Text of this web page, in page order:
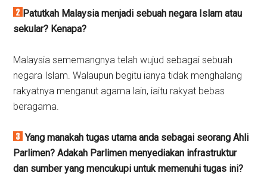
Patutkah Malaysia menjadi sebuah negara Islam atau
sekular? Kenapa?
Malaysia sememangnya telah wujud sebagai sebuah
negara Islam. Walaupun begitu ianya tidak menghalang
rakyatnya menganut agama lain, iaitu rakyat bebas
beragama.
Yang manakah tugas utama anda sebagai seorang Ahli
Parlimen? Adakah Parlimen menyediakan infrastruktur
dan sumber yang mencukupi untuk memenuhi tugas ini?